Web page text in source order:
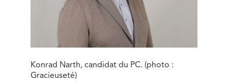
Konrad Narth, candidat du PC. (photo :
Gracieuseté)